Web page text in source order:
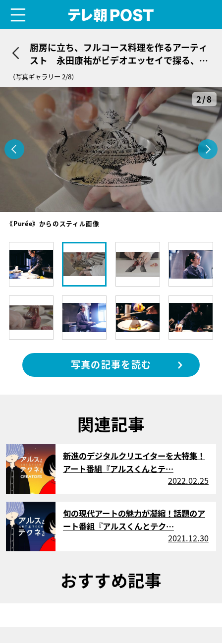
厨房に立ち、フルコース料理を作るアーティ
スト 永田康祐がビデオエッセイで探る、自
分と”他”の境界とは
（写真ギャラリー 2/8）
2/8
《Purée》からのスティル画像
写真の記事を読む
関連記事
サムネイル
新進のデジタルクリエイターを大特集！
アート番組『アルスくんとテ…
2022.02.25
旬の現代アートの魅力が凝縮！話題のア
ート番組『アルスくんとテク…
2021.12.30
おすすめ記事